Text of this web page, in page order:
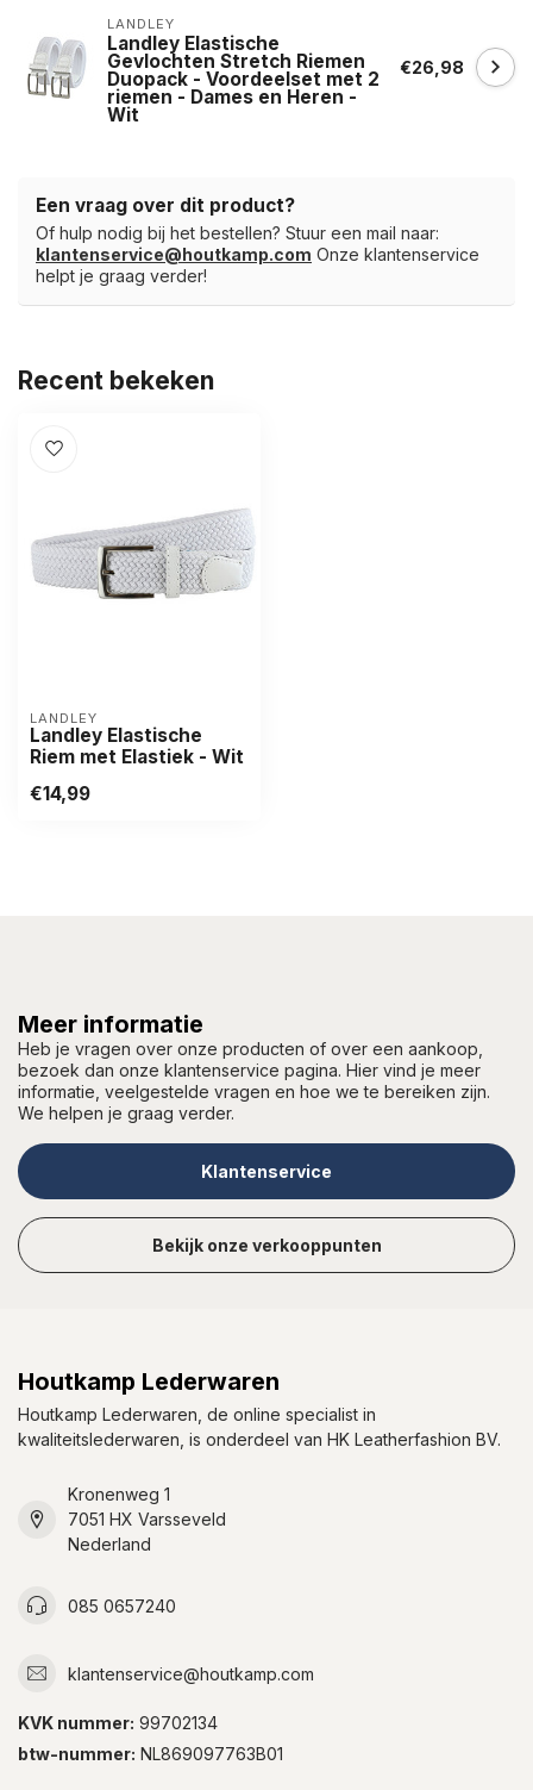
LANDLEY
Landley Elastische
Gevlochten Stretch Riemen
Duopack - Voordeelset met 2
riemen - Dames en Heren -
Wit
€26,98
Een vraag over dit product?
Of hulp nodig bij het bestellen? Stuur een mail naar:
klantenservice@houtkamp.com Onze klantenservice
helpt je graag verder!
Recent bekeken
LANDLEY
Landley Elastische
Riem met Elastiek - Wit
€14,99
Meer informatie
Heb je vragen over onze producten of over een aankoop,
bezoek dan onze klantenservice pagina. Hier vind je meer
informatie, veelgestelde vragen en hoe we te bereiken zijn.
We helpen je graag verder.
Klantenservice
Bekijk onze verkooppunten
Houtkamp Lederwaren
Houtkamp Lederwaren, de online specialist in
kwaliteitslederwaren, is onderdeel van HK Leatherfashion BV.
Kronenweg 1
7051 HX Varsseveld
Nederland
085 0657240
klantenservice@houtkamp.com
KVK nummer: 99702134
btw-nummer: NL869097763B01